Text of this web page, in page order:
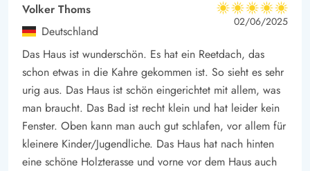
Volker Thoms
Deutschland
5 von 5
5 von 5
5 out of 5
02/06/2025
Das Haus ist wunderschön. Es hat ein Reetdach, das
schon etwas in die Kahre gekommen ist. So sieht es sehr
urig aus. Das Haus ist schön eingerichtet mit allem, was
man braucht. Das Bad ist recht klein und hat leider kein
Fenster. Oben kann man auch gut schlafen, vor allem für
kleinere Kinder/Jugendliche. Das Haus hat nach hinten
eine schöne Holzterasse und vorne vor dem Haus auch